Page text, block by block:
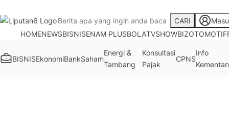
CARI
HOMENEWSBISNISENAM PLUSBOLATVSHOWBIZOTOMOTIF
BISNISEkonomiBankSaham
Energi &
Tambang
Konsultasi
Pajak
CPNS
Info
Kementan